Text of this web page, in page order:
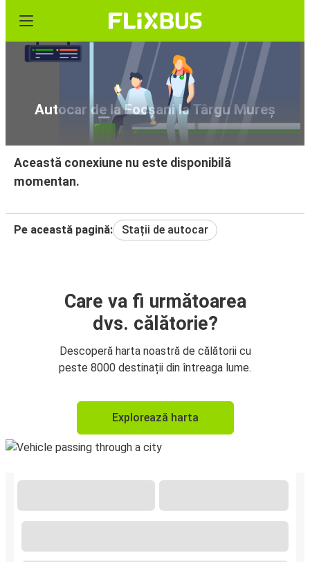
Autocar de la Focșani la Târgu Mureș
Această conexiune nu este disponibilă
momentan.
Pe această pagină: Stații de autocar
Care va fi următoarea
dvs. călătorie?
Descoperă harta noastră de călătorii cu
peste 8000 destinații din întreaga lume.
Explorează harta